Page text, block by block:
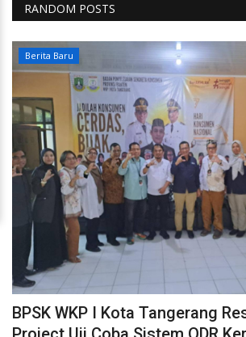
RANDOM POSTS
Berita Baru
BPSK WKP I Kota Tangerang